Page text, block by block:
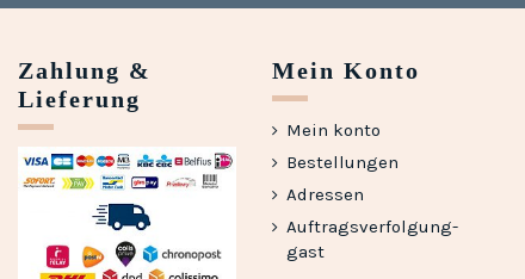
Zahlung &
Lieferung
Mein Konto
Mein konto
Bestellungen
Adressen
Auftragsverfolgung-
gast